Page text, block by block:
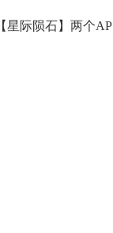
【星际陨石】两个AP